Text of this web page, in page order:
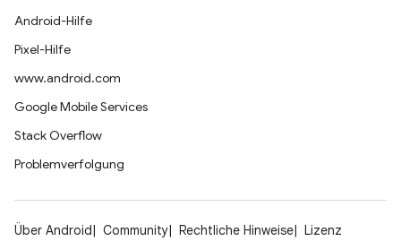
Android-Hilfe
Pixel-Hilfe
www.android.com
Google Mobile Services
Stack Overflow
Problemverfolgung
Über Android Community Rechtliche Hinweise
Lizenz